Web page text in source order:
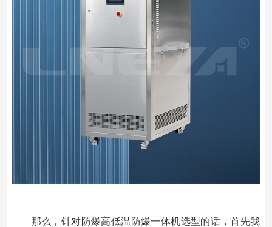
那么，针对防爆高低温防爆一体机选型的话，首先我